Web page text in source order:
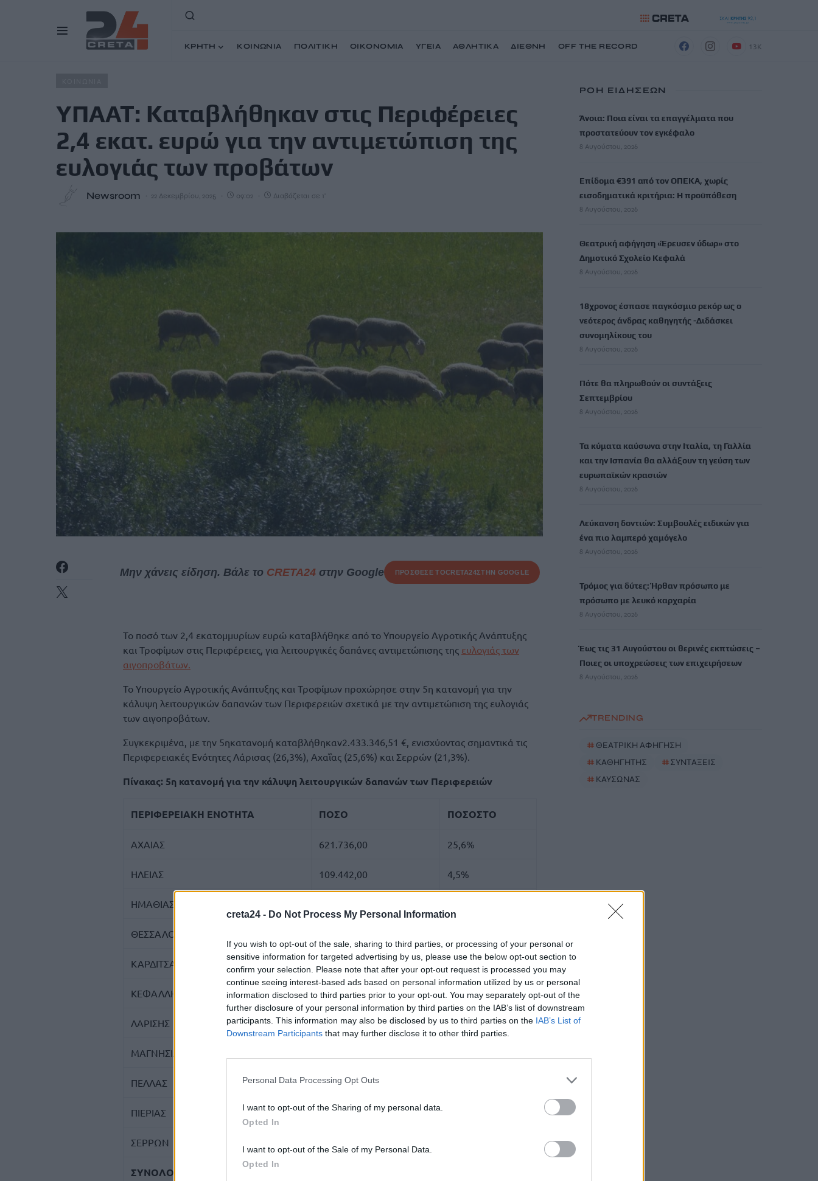
creta24 - Do Not Process My Personal Information
If you wish to opt-out of the sale, sharing to third parties, or processing of your personal or
sensitive information for targeted advertising by us, please use the below opt-out section to
confirm your selection. Please note that after your opt-out request is processed you may
continue seeing interest-based ads based on personal information utilized by us or personal
information disclosed to third parties prior to your opt-out. You may separately opt-out of the
further disclosure of your personal information by third parties on the IAB’s list of downstream
participants. This information may also be disclosed by us to third parties on the IAB’s List of
Downstream Participants that may further disclose it to other third parties.
Personal Data Processing Opt Outs
I want to opt-out of the Sharing of my personal data.
Opted In
I want to opt-out of the Sale of my Personal Data.
Opted In
ΚΡΗΤΗ ΚΟΙΝΩΝΙΑ ΠΟΛΙΤΙΚΗ ΟΙΚΟΝΟΜΙΑ ΥΓΕΙΑ ΑΘΛΗΤΙΚΑ ΔΙΕΘΝΗ OFF THE RECORD 13K
Άρθρα ΥΠΑΑΤ: Καταβλήθηκαν στις Περιφέρειες 2,4 εκατ. ευρώ για την αντιμετώπιση της ευλογιάς των προβάτων
ΥΠΑΑΤ: Καταβλήθηκαν στις Περιφέρειες
2,4 εκατ. ευρώ για την αντιμετώπιση της
ευλογιάς των προβάτων
Newsroom 22 Δεκεμβρίου, 2025 09:02 Διαβάζεται σε 1'
Μην χάνεις είδηση. Βάλε το CRETA24στην Google ΠΡΟΣΘΕΣΕ ΤΟCRETA24ΣΤΗΝ GOOGLE
Το ποσό των 2,4 εκατομμυρίων ευρώ καταβλήθηκε από το Υπουργείο Αγροτικής Ανάπτυξης
και Τροφίμων στις Περιφέρειες, για λειτουργικές δαπάνες αντιμετώπισης της ευλογιάς των
αιγοπροβάτων.
Το Υπουργείο Αγροτικής Ανάπτυξης και Τροφίμων προχώρησε στην 5η κατανομή για την
κάλυψη λειτουργικών δαπανών των Περιφερειών σχετικά με την αντιμετώπιση της ευλογιάς
των αιγοπροβάτων.
Συγκεκριμένα, με την 5ηκατανομή καταβλήθηκαν2.433.346,51 €, ενισχύοντας σημαντικά τις
Περιφερειακές Ενότητες Λάρισας (26,3%), Αχαΐας (25,6%) και Σερρών (21,3%).
Πίνακας: 5η κατανομή για την κάλυψη λειτουργικών δαπανών των Περιφερειών
ΠΕΡΙΦΕΡΕΙΑKH ENOTHTA ΠΟΣΟ ΠΟΣΟΣΤΟ
ΑΧΑΙΑΣ 621.736,00 25,6%
ΗΛΕΙΑΣ 109.442,00 4,5%
ΗΜΑΘΙΑΣ
ΘΕΣΣΑΛΟΝΙΚΗΣ
ΚΑΡΔΙΤΣΑΣ 188.082,74 7,7%
ΚΕΦΑΛΛΗΝΙΑΣ 39.175,00 1,6%
ΛΑΡΙΣΗΣ 640.981,95 26,3%
ΜΑΓΝΗΣΙΑΣ
ΠΕΛΛΑΣ 70.000,00
ΠΙΕΡΙΑΣ 71.702,65
ΣΕΡΡΩΝ
ΣΥΝΟΛΟ
ΡΟΗ ΕΙΔΗΣΕΩΝ
Άνοια: Ποια είναι τα επαγγέλματα που
προστατεύουν τον εγκέφαλο
8 Αυγούστου, 2026
Επίδομα €391 από τον ΟΠΕΚΑ, χωρίς
εισοδηματικά κριτήρια: Η προϋπόθεση
8 Αυγούστου, 2026
Θεατρική αφήγηση «Έρευσεν ύδωρ» στο
Δημοτικό Σχολείο Κεφαλά
8 Αυγούστου, 2026
18χρονος έσπασε παγκόσμιο ρεκόρ ως ο
νεότερος άνδρας καθηγητής -Διδάσκει
συνομηλίκους του
8 Αυγούστου, 2026
Πότε θα πληρωθούν οι συντάξεις
Σεπτεμβρίου
8 Αυγούστου, 2026
Τα κύματα καύσωνα στην Ιταλία, τη Γαλλία
και την Ισπανία θα αλλάξουν τη γεύση των
ευρωπαϊκών κρασιών
8 Αυγούστου, 2026
Λεύκανση δοντιών: Συμβουλές ειδικών για
ένα πιο λαμπερό χαμόγελο
8 Αυγούστου, 2026
Τρόμος για δύτες: Ήρθαν πρόσωπο με
πρόσωπο με λευκό καρχαρία
8 Αυγούστου, 2026
Έως τις 31 Αυγούστου οι θερινές εκπτώσεις –
Ποιες οι υποχρεώσεις των επιχειρήσεων
8 Αυγούστου, 2026
TRENDING
# ΘΕΑΤΡΙΚΗ ΑΦΗΓΗΣΗ
# ΚΑΘΗΓΗΤΗΣ #ΣΥΝΤΑΞΕΙΣ
# ΚΑΥΣΩΝΑΣ